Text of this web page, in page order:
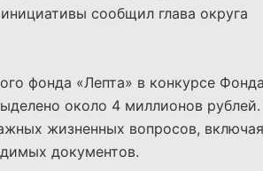
сообщил глава округа
фонда «Лепта» в конкурсе Фонда
около 4 миллионов рублей.
жизненных вопросов, включая
документов.